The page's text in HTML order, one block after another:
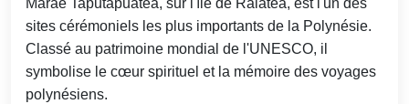
Marae Taputapuatea, sur l'île de Raiatea, est l'un des
sites cérémoniels les plus importants de la Polynésie.
Classé au patrimoine mondial de l'UNESCO, il
symbolise le cœur spirituel et la mémoire des voyages
polynésiens.